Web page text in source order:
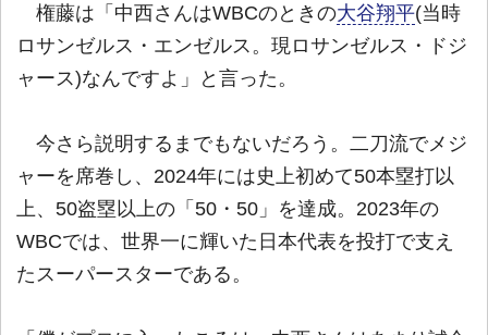
権藤は「中西さんはWBCのときの大谷翔平(当時
ロサンゼルス・エンゼルス。現ロサンゼルス・ドジ
ャース)なんですよ」と言った。
今さら説明するまでもないだろう。二刀流でメジ
ャーを席巻し、2024年には史上初めて50本塁打以
上、50盗塁以上の「50・50」を達成。2023年の
WBCでは、世界一に輝いた日本代表を投打で支え
たスーパースターである。